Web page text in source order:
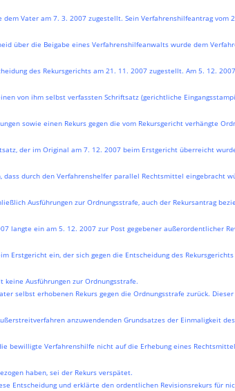
dem Vater am 7. 3. 2007 zugestellt. Sein Verfahrenshilfeantrag vom
über die Beigabe eines Verfahrenshilfeanwalts wurde dem
des Rekursgerichts am 21. 11. 2007 zugestellt. Am 5. 12.
von ihm selbst verfassten Schriftsatz (gerichtliche
sowie einen Rekurs gegen die vom Rekursgericht verhängte
der im Original am 7. 12. 2007 beim Erstgericht überreicht
dass durch den Verfahrenshelfer parallel Rechtsmittel eingebracht
Ausführungen zur Ordnungsstrafe, auch der Rekursantrag
langte ein am 5. 12. 2007 zur Post gegebener außerordentlicher
Erstgericht ein, der sich gegen die Entscheidung des
Ausführungen zur Ordnungsstrafe.
selbst erhobenen Rekurs gegen die Ordnungsstrafe zurück. Dieser
anzuwendenden Grundsatzes der Einmaligkeit
bewilligte Verfahrenshilfe nicht auf die Erhebung eines
haben, sei der Rekurs verspätet.
Entscheidung und erklärte den ordentlichen Revisionsrekurs für